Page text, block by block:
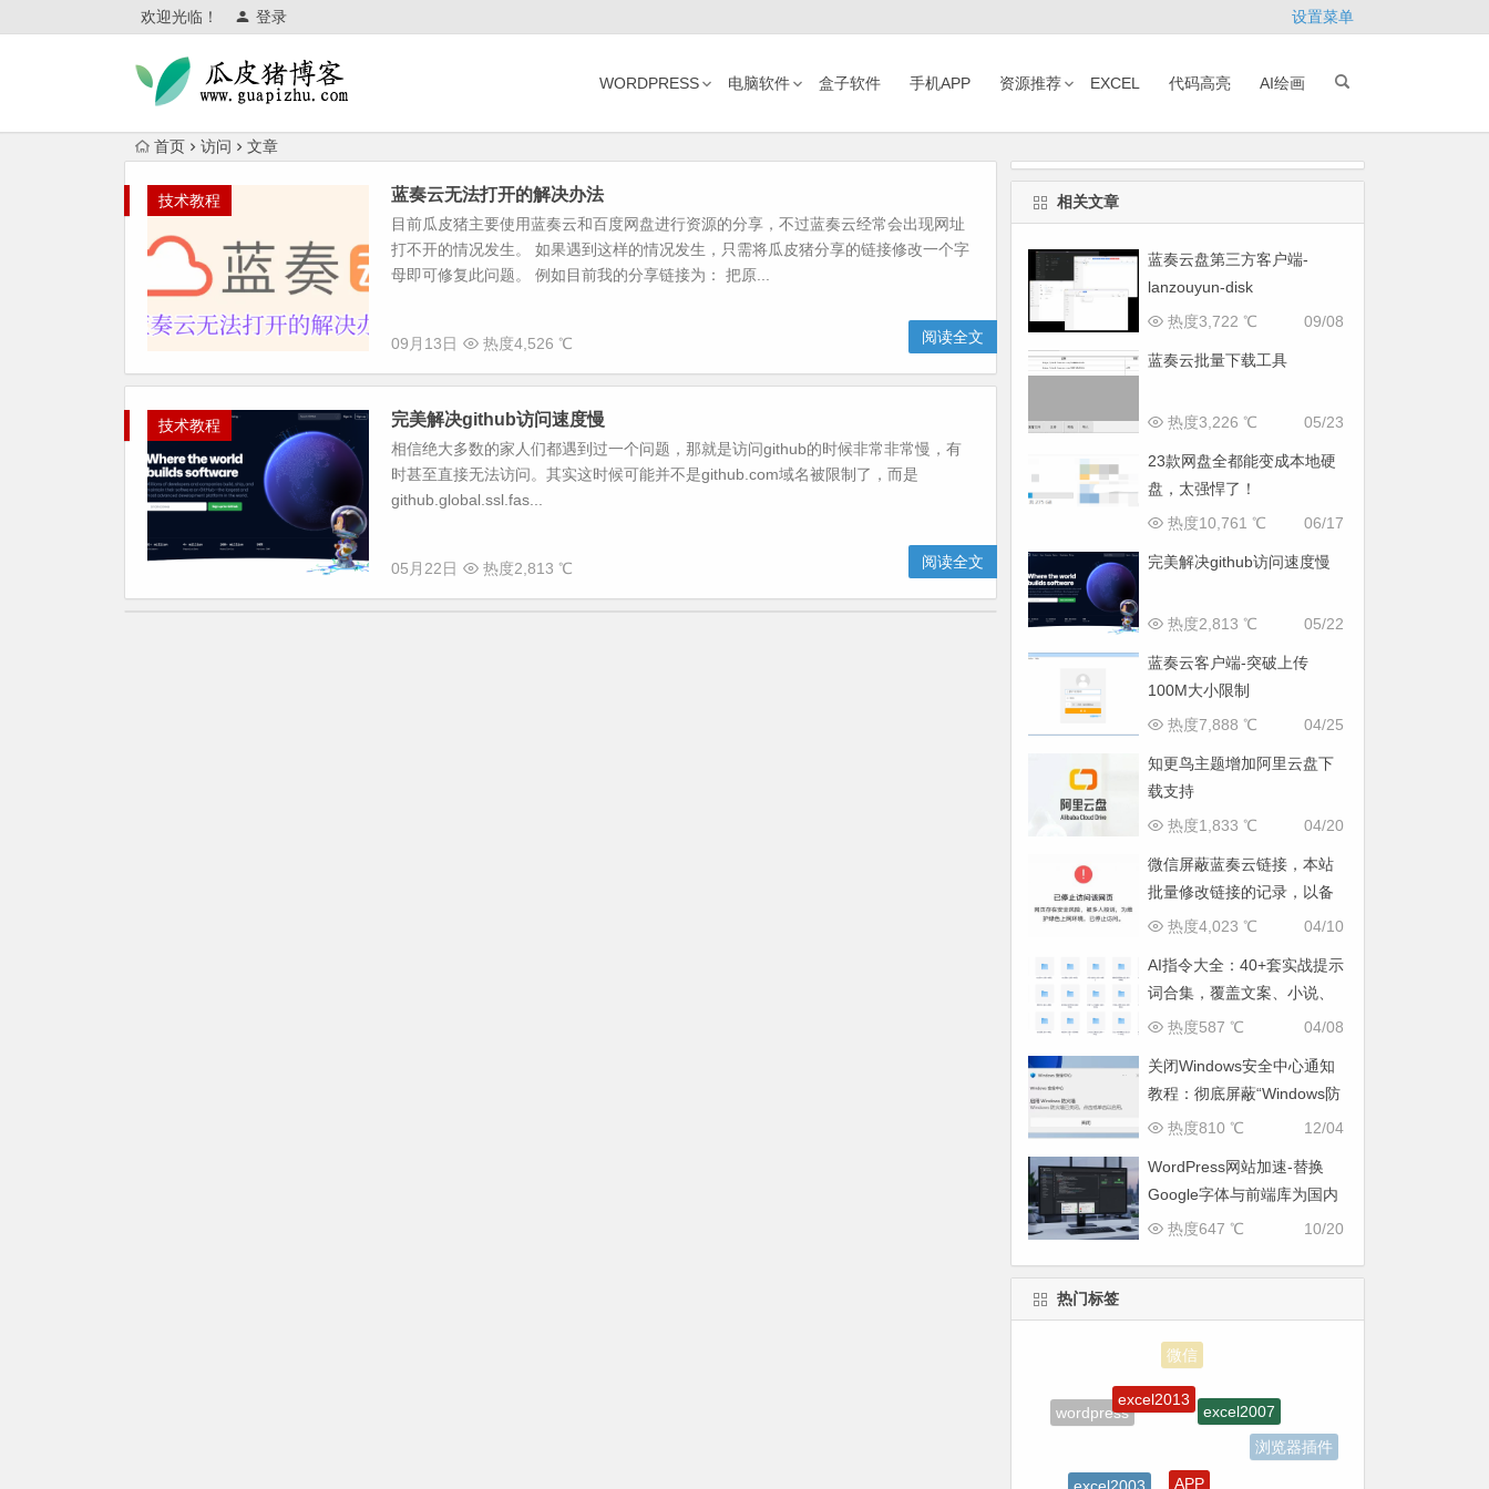
欢迎光临！ 登录 设置菜单
WORDPRESS 电脑软件 盒子软件 手机APP 资源推荐 EXCEL 代码高亮 AI绘画
首页 访问 文章
技术教程 蓝奏云无法打开的解决办法
目前瓜皮猪主要使用蓝奏云和百度网盘进行资源的分享，不过蓝奏云经常会出现网址
打不开的情况发生。 如果遇到这样的情况发生，只需将瓜皮猪分享的链接修改一个字
母即可修复此问题。 例如目前我的分享链接为： 把原...
09月13日 热度4,526 ℃ 阅读全文
技术教程 完美解决github访问速度慢
相信绝大多数的家人们都遇到过一个问题，那就是访问github的时候非常非常慢，有
时甚至直接无法访问。其实这时候可能并不是github.com域名被限制了，而是
github.global.ssl.fas...
05月22日 热度2,813 ℃ 阅读全文
相关文章
蓝奏云盘第三方客户端-
lanzouyun-disk
09/08
热度3,722 ℃
蓝奏云批量下载工具
05/23
热度3,226 ℃
23款网盘全都能变成本地硬
盘，太强悍了！
06/17
热度10,761 ℃
完美解决github访问速度慢
05/22
热度2,813 ℃
蓝奏云客户端-突破上传
100M大小限制
04/25
热度7,888 ℃
知更鸟主题增加阿里云盘下
载支持
04/20
热度1,833 ℃
微信屏蔽蓝奏云链接，本站
批量修改链接的记录，以备
日后查询。
04/10
热度4,023 ℃
AI指令大全：40+套实战提示
词合集，覆盖文案、小说、
运营全场景
04/08
热度587 ℃
关闭Windows安全中心通知
教程：彻底屏蔽“Windows防
火墙已关闭”弹窗
12/04
热度810 ℃
WordPress网站加速-替换
Google字体与前端库为国内
CDN镜像
10/20
热度647 ℃
热门标签
wordpress
excel2013
excel2007
浏览器插件
excel2003